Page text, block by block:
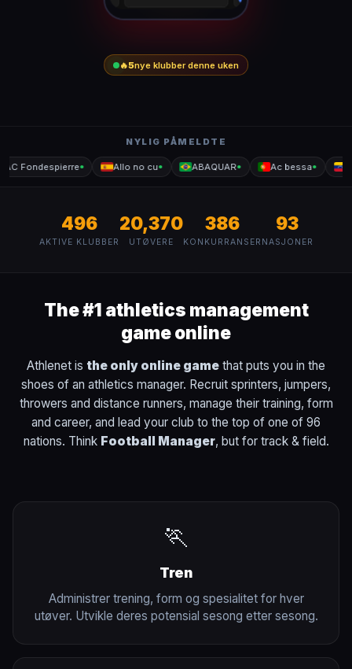
🔥5nye klubber denne uken
NYLIG PÅMELDTE
Fondespierre● Allo no cu● ABAQUAR● Ac bessa●
496
AKTIVE KLUBBER
20,370
UTØVERE
386
KONKURRANSER
93
NASJONER
The #1 athletics management
game online
Athlenet is the only online game that puts you in the
shoes of an athletics manager. Recruit sprinters, jumpers,
throwers and distance runners, manage their training, form
and career, and lead your club to the top of one of 96
nations. Think Football Manager, but for track & field.
🏃
Tren
Administrer trening, form og spesialitet for hver
utøver. Utvikle deres potensial sesong etter sesong.